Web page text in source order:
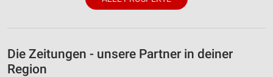
Die Zeitungen - unsere Partner in deiner
Region